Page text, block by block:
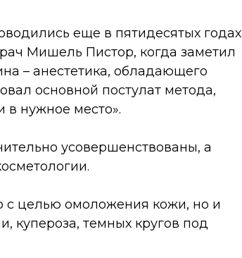
еще в пятидесятых годах
Мишель Пистор, когда заметил
– анестетика, обладающего
основной постулат метода,
в нужное место».
усовершенствованы, а
с целью омоложения кожи, но и
купероза, темных кругов под